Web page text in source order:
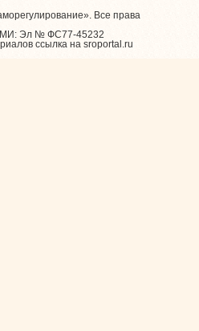
Все права
Эл № ФС77-45232
ссылка на sroportal.ru